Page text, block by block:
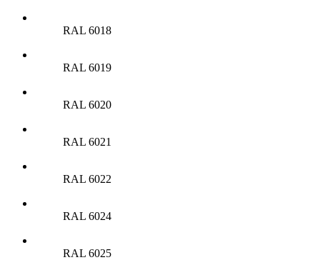
RAL 6018
RAL 6019
RAL 6020
RAL 6021
RAL 6022
RAL 6024
RAL 6025